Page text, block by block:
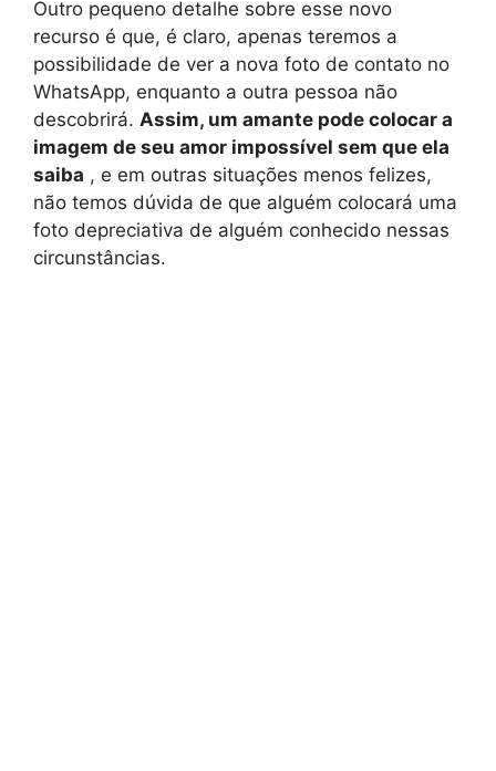
Outro pequeno detalhe sobre esse novo
recurso é que, é claro, apenas teremos a
possibilidade de ver a nova foto de contato no
WhatsApp, enquanto a outra pessoa não
descobrirá. Assim, um amante pode colocar a
imagem de seu amor impossível sem que ela
saiba , e em outras situações menos felizes,
não temos dúvida de que alguém colocará uma
foto depreciativa de alguém conhecido nessas
circunstâncias.